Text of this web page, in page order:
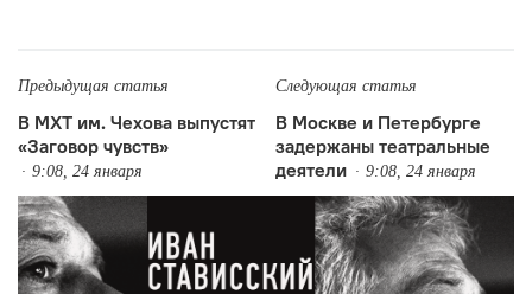
Предыдущая статья
В МХТ им. Чехова выпустят
«Заговор чувств»
9:08, 24 января
Следующая статья
В Москве и Петербурге
задержаны театральные
деятели
9:08, 24 января